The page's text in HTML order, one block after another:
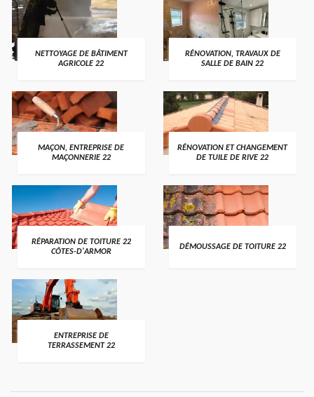
NETTOYAGE DE BÂTIMENT
AGRICOLE 22
RÉNOVATION, TRAVAUX DE
SALLE DE BAIN 22
MAÇON, ENTREPRISE DE
MAÇONNERIE 22
RÉNOVATION ET CHANGEMENT
DE TUILE DE RIVE 22
RÉPARATION DE TOITURE 22
CÔTES-D'ARMOR
DÉMOUSSAGE DE TOITURE 22
ENTREPRISE DE
TERRASSEMENT 22